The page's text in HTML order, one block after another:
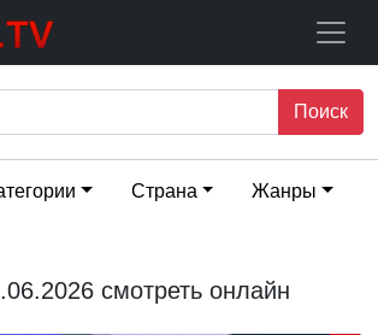
Поиск
Страна Жанры
смотреть онлайн